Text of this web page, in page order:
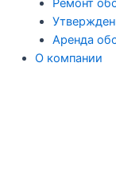
Ремонт
Аренда
О компании